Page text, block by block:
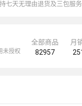
七天无理由退货及三包服
未授权
全部商品
82957
月